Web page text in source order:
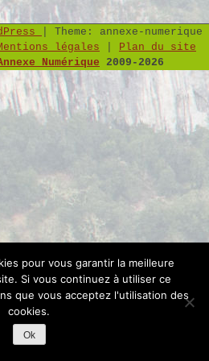
Theme: annexe-numerique
légales
Plan du site
Numérique 2009-2026
pour vous garantir la meilleure
Si vous continuez à utiliser ce
que vous acceptez l'utilisation des
cookies.
Ok